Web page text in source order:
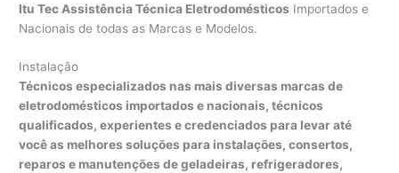
Itu Tec Assistência Técnica Eletrodomésticos Importados e
Nacionais de todas as Marcas e Modelos.
Instalação
Técnicos especializados nas mais diversas marcas de
eletrodomésticos importados e nacionais, técnicos
qualificados, experientes e credenciados para levar até
você as melhores soluções para instalações, consertos,
reparos e manutenções de geladeiras, refrigeradores,